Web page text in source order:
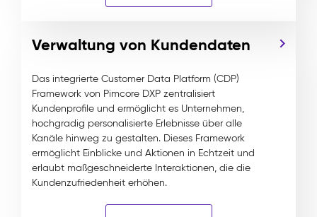
Verwaltung von Kundendaten
Das integrierte Customer Data Platform (CDP)
Framework von Pimcore DXP zentralisiert
Kundenprofile und ermöglicht es Unternehmen,
hochgradig personalisierte Erlebnisse über alle
Kanäle hinweg zu gestalten. Dieses Framework
ermöglicht Einblicke und Aktionen in Echtzeit und
erlaubt maßgeschneiderte Interaktionen, die die
Kundenzufriedenheit erhöhen.